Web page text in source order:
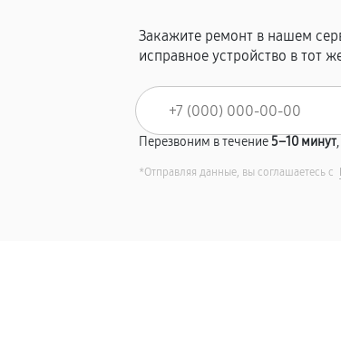
Закажите ремонт в нашем
исправное устройство в тот
Перезвоним в течение5–10 минут
*Отправляя данные, вы соглашаетесь с